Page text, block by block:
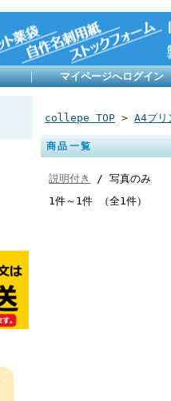
｜ マイページへログイン
collepe TOP > A4プリ
商品一覧
説明付き
/ 写真のみ
1件～1件 （全1件）